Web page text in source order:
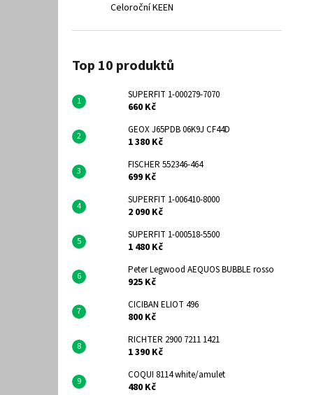
Celoroční KEEN
Top 10 produktů
SUPERFIT 1-000279-7070
660 Kč
GEOX J65PDB 06K9J CF44D
1 380 Kč
FISCHER 552346-464
699 Kč
SUPERFIT 1-006410-8000
2 090 Kč
SUPERFIT 1-000518-5500
1 480 Kč
Peter Legwood AEQUOS BUBBLE rosso
925 Kč
CICIBAN ELIOT 496
800 Kč
RICHTER 2900 7211 1421
1 390 Kč
COQUI 8114 white/amulet
480 Kč